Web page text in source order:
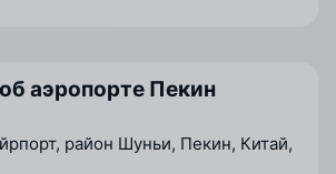
аэропорте Пекин
район Шуньи, Пекин, Китай,